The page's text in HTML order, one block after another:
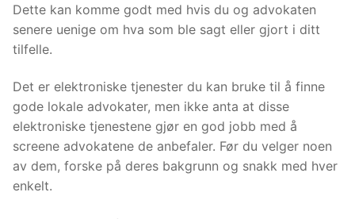
Dette kan komme godt med hvis du og advokaten
senere uenige om hva som ble sagt eller gjort i ditt
tilfelle.
Det er elektroniske tjenester du kan bruke til å finne
gode lokale advokater, men ikke anta at disse
elektroniske tjenestene gjør en god jobb med å
screene advokatene de anbefaler. Før du velger noen
av dem, forske på deres bakgrunn og snakk med hver
enkelt.